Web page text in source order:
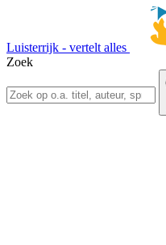
Luisterrijk - vertelt alles
Zoek